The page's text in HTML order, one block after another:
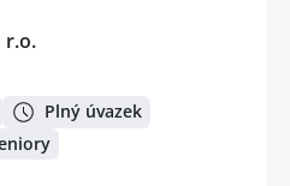
r.o.
Plný úvazek